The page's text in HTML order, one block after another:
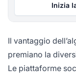
Inizia
Il vantaggio
premiano la
Le piattaforme